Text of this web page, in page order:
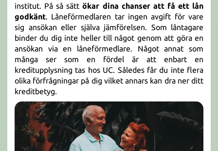
institut. På så sättökar dina chanser att få ett lån
godkänt. Låneförmedlaren tar ingen avgift för vare
sig ansökan eller själva jämförelsen. Som låntagare
binder du dig inte heller till något genom att göra en
ansökan via en låneförmedlare. Något annat som
många ser som en fördel är att enbart en
kreditupplysning tas hos UC. Således får du inte flera
olika förfrågningar på dig vilket annars kan dra ner ditt
kreditbetyg.